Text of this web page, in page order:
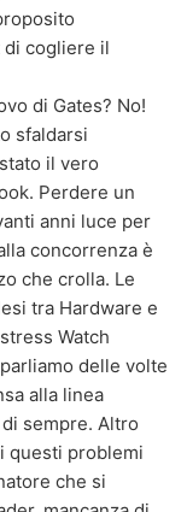
di cogliere il
di Gates? No!
sfaldarsi
il vero
Perdere un
anni luce per
concorrenza è
che crolla. Le
tra Hardware e
Watch
delle volte
alla linea
sempre. Altro
questi problemi
che si